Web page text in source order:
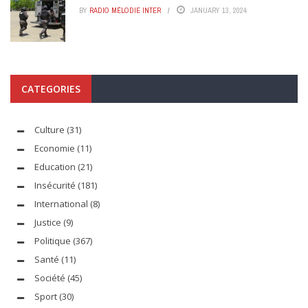
BY RADIO MÉLODIE INTER JANUARY 13, 2024
CATEGORIES
Culture (31)
Economie (11)
Education (21)
Insécurité (181)
International (8)
Justice (9)
Politique (367)
Santé (11)
Société (45)
Sport (30)